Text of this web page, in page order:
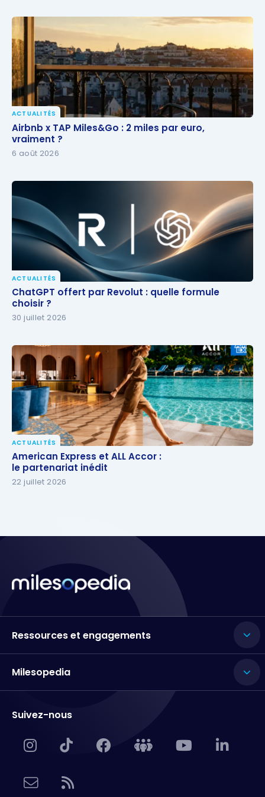
Airbnb x TAP Miles&Go : 2 miles par euro, vraiment ?
ACTUALITÉS
Airbnb x TAP Miles&Go : 2 miles par euro,
vraiment ?
6 août 2026
ChatGPT offert par Revolut : quelle formule
choisir ?
ACTUALITÉS
ChatGPT offert par Revolut : quelle formule
choisir ?
30 juillet 2026
American Express et ALL Accor :
le partenariat inédit
ACTUALITÉS
American Express et ALL Accor :
le partenariat inédit
22 juillet 2026
Ressources et engagements
Milesopedia
Suivez-nous